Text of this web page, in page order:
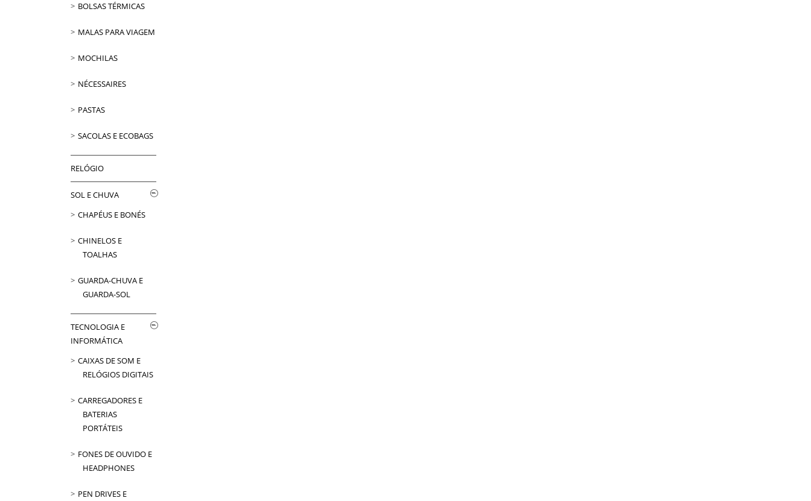
BOLSAS TÉRMICAS
MALAS PARA VIAGEM
MOCHILAS
NÉCESSAIRES
PASTAS
SACOLAS E ECOBAGS
RELÓGIO
SOL E CHUVA
CHAPÉUS E BONÉS
CHINELOS E
TOALHAS
GUARDA-CHUVA E
GUARDA-SOL
TECNOLOGIA E
INFORMÁTICA
CAIXAS DE SOM E
RELÓGIOS DIGITAIS
CARREGADORES E
BATERIAS
PORTÁTEIS
FONES DE OUVIDO E
HEADPHONES
PEN DRIVES E